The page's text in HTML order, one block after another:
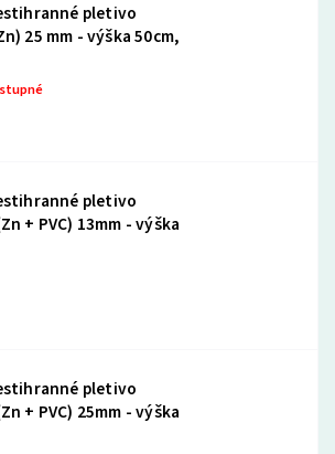
pletivo
25 mm - výška 50cm,
pletivo
+ PVC) 13mm - výška
pletivo
+ PVC) 25mm - výška